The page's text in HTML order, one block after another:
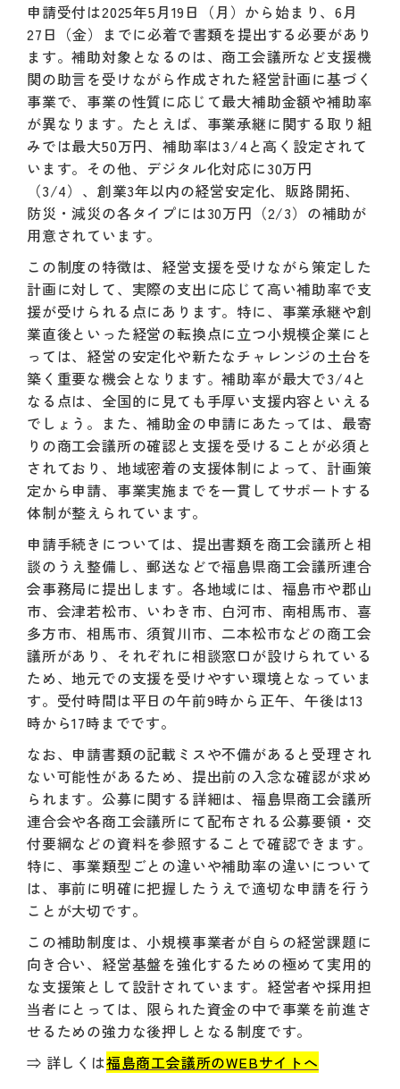
申請受付は2025年5月19日（月）から始まり、6月
27日（金）までに必着で書類を提出する必要があり
ます。補助対象となるのは、商工会議所など支援機
関の助言を受けながら作成された経営計画に基づく
事業で、事業の性質に応じて最大補助金額や補助率
が異なります。たとえば、事業承継に関する取り組
みでは最大50万円、補助率は3/4と高く設定されて
います。その他、デジタル化対応に30万円
（3/4）、創業3年以内の経営安定化、販路開拓、
防災・減災の各タイプには30万円（2/3）の補助が
用意されています。
この制度の特徴は、経営支援を受けながら策定した
計画に対して、実際の支出に応じて高い補助率で支
援が受けられる点にあります。特に、事業承継や創
業直後といった経営の転換点に立つ小規模企業にと
っては、経営の安定化や新たなチャレンジの土台を
築く重要な機会となります。補助率が最大で3/4と
なる点は、全国的に見ても手厚い支援内容といえる
でしょう。また、補助金の申請にあたっては、最寄
りの商工会議所の確認と支援を受けることが必須と
されており、地域密着の支援体制によって、計画策
定から申請、事業実施までを一貫してサポートする
体制が整えられています。
申請手続きについては、提出書類を商工会議所と相
談のうえ整備し、郵送などで福島県商工会議所連合
会事務局に提出します。各地域には、福島市や郡山
市、会津若松市、いわき市、白河市、南相馬市、喜
多方市、相馬市、須賀川市、二本松市などの商工会
議所があり、それぞれに相談窓口が設けられている
ため、地元での支援を受けやすい環境となっていま
す。受付時間は平日の午前9時から正午、午後は13
時から17時までです。
なお、申請書類の記載ミスや不備があると受理され
ない可能性があるため、提出前の入念な確認が求め
られます。公募に関する詳細は、福島県商工会議所
連合会や各商工会議所にて配布される公募要領・交
付要綱などの資料を参照することで確認できます。
特に、事業類型ごとの違いや補助率の違いについて
は、事前に明確に把握したうえで適切な申請を行う
ことが大切です。
この補助制度は、小規模事業者が自らの経営課題に
向き合い、経営基盤を強化するための極めて実用的
な支援策として設計されています。経営者や採用担
当者にとっては、限られた資金の中で事業を前進さ
せるための強力な後押しとなる制度です。
⇒ 詳しくは福島商工会議所のWEBサイトへ